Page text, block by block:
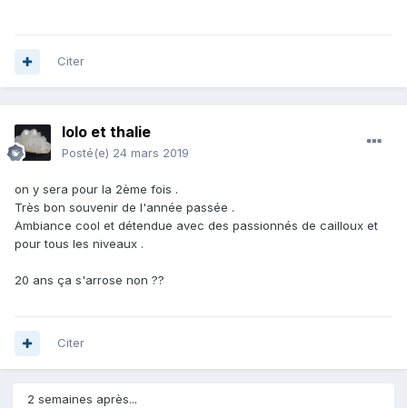
Citer
lolo et thalie
Posté(e) 24 mars 2019
on y sera pour la 2ème fois .
Très bon souvenir de l'année passée .
Ambiance cool et détendue avec des passionnés de cailloux et
pour tous les niveaux .
20 ans ça s'arrose non ??
Citer
2 semaines après...